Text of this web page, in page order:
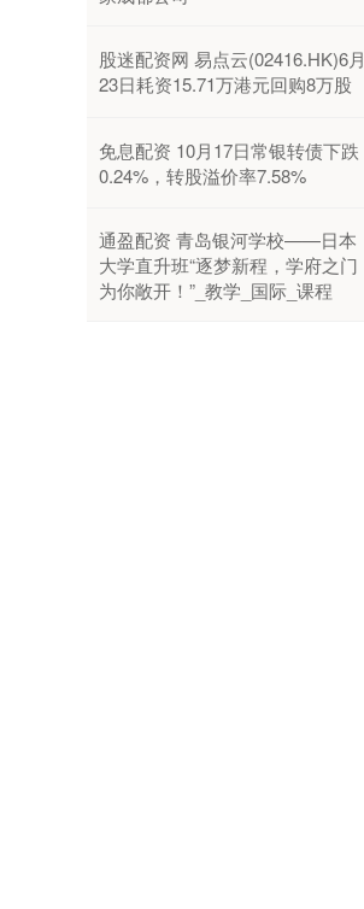
股迷配资网 易点云(02416.HK)6月
23日耗资15.71万港元回购8万股
免息配资 10月17日常银转债下跌
0.24%，转股溢价率7.58%
通盈配资 青岛银河学校——日本
大学直升班“逐梦新程，学府之门
为你敞开！”_教学_国际_课程